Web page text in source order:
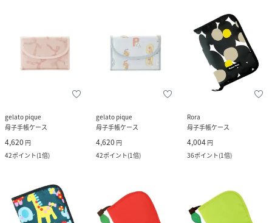
gelato pique
母子手帳ケース
4,620 円
42ポイント(1倍)
gelato pique
母子手帳ケース
4,620 円
42ポイント(1倍)
Rora
母子手帳ケース
4,004 円
36ポイント(1倍)